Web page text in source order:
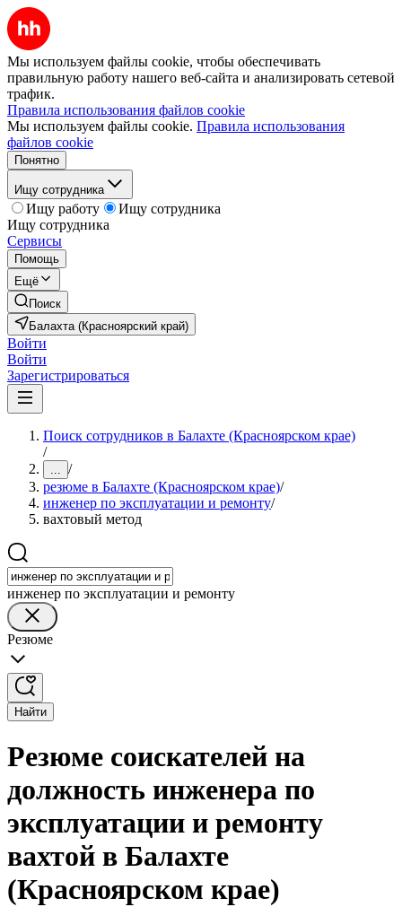
Мы используем файлы cookie, чтобы обеспечивать
правильную работу нашего веб-сайта и анализировать сетевой
трафик.
Правила использования файлов cookie
Мы используем файлы cookie. Правила использования
файлов cookie
Понятно
Ищу сотрудника
Ищу работу
Ищу сотрудника
Ищу сотрудника
Сервисы
Помощь
Ещё
Поиск
Балахта (Красноярский край)
Войти
Войти
Зарегистрироваться
Поиск сотрудников в Балахте (Красноярском крае)
/
... /
резюме в Балахте (Красноярском крае)/
инженер по эксплуатации и ремонту/
вахтовый метод
инженер по эксплуатации и ремонту
Резюме
Найти
Резюме соискателей на
должность инженера по
эксплуатации и ремонту
вахтой в Балахте
(Красноярском крае)